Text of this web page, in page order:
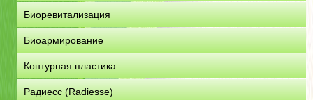
Биоревитализация
Биоармирование
Контурная пластика
Радиесс (Radiesse)